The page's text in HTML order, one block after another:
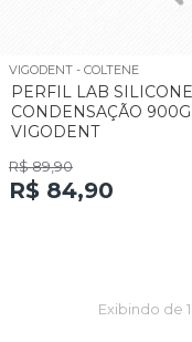
VIGODENT - COLTENE
PERFIL LAB
CONDENSAÇÃO
VIGODENT
R$ 84,90
R$ 89,90
Exibindo de